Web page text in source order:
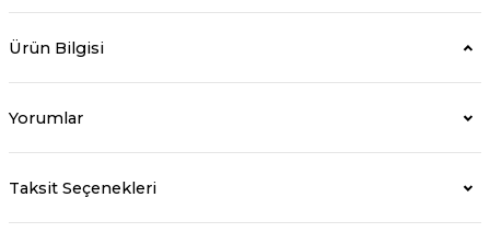
Ürün Bilgisi
Yorumlar
Taksit Seçenekleri